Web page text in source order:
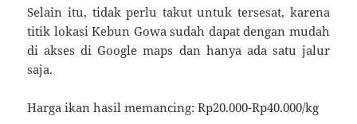
Selain itu, tidak perlu takut untuk tersesat, karena
titik lokasi Kebun Gowa sudah dapat dengan mudah
di akses di Google maps dan hanya ada satu jalur
saja.
Harga ikan hasil memancing: Rp20.000-Rp40.000/kg